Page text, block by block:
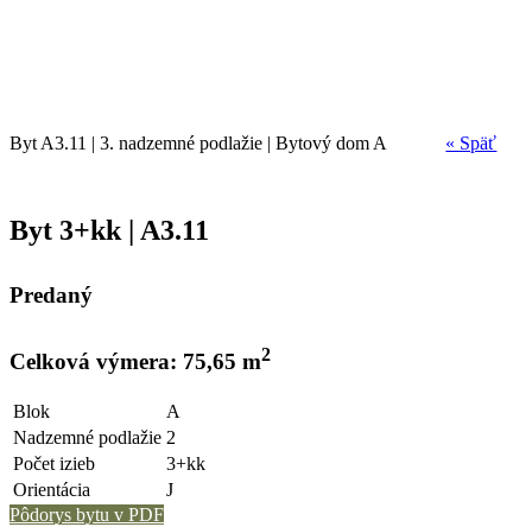
« Späť
Byt A3.11 | 3. nadzemné podlažie | Bytový dom A
Byt 3+kk | A3.11
Predaný
Celková výmera: 75,65 m2
Blok
A
Nadzemné podlažie 2
Počet izieb
3+kk
Orientácia
J
Pôdorys bytu v PDF